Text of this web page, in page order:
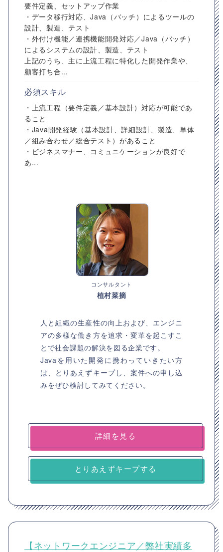
要件定義、セットアップ作業
・データ移行対応、Java（バッチ）によるツールの
設計、製造、テスト
・外付け機能／連携機能開発対応／Java（バッチ）
によるシステムの設計、製造、テスト
上記のうち、主に上流工程に特化した開発作業や、
顧客打ち合...
必須スキル
・上流工程（要件定義／基本設計）対応が可能であ
ること
・Java開発経験（基本設計、詳細設計、製造、単体
／組み合わせ／総合テスト）があること
・ビジネスマナー、コミュニケーションが良好で
あ...
コンサルタント
植村菜摘
人と組織の生産性の向上および、エンジニ
アの多様な働き方を追求・変革を起こすこ
とで社会課題の解決を図る企業です。
Javaを用いた開発に携わっていきたい方
は、とりあえずキープし、案件への申し込
みをぜひ検討してみてください。
詳細を見る
とりあえずキープする
【ネットワークエンジニア／弊社実績多